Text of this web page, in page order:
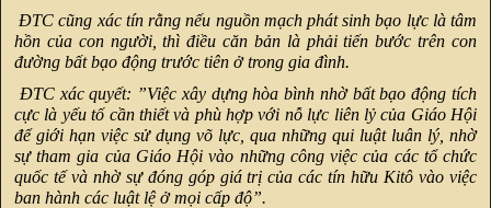
ĐTC cũng xác tín rằng nếu nguồn mạch phát sinh bạo lực là tâm
hồn của con người, thì điều căn bản là phải tiến bước trên con
đường bất bạo động trước tiên ở trong gia đình.
ĐTC xác quyết: ”Việc xây dựng hòa bình nhờ bất bạo động tích
cực là yếu tố cần thiết và phù hợp với nỗ lực liên lỷ của Giáo Hội
để giới hạn việc sử dụng võ lực, qua những qui luật luân lý, nhờ
sự tham gia của Giáo Hội vào những công việc của các tổ chức
quốc tế và nhờ sự đóng góp giá trị của các tín hữu Kitô vào việc
ban hành các luật lệ ở mọi cấp độ”.